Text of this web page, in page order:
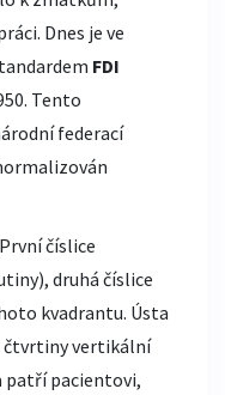
Dnes je ve
FDI
Tento
federací
číslice
druhá číslice
kvadrantu. Ústa
čtvrtiny vertikální
patří pacientovi,